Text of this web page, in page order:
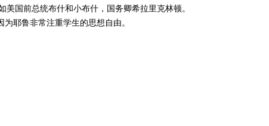
国前总统布什和小布什，国务卿希拉里克林顿。
耶鲁非常注重学生的思想自由。